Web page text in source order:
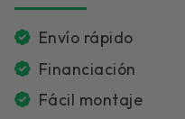
Envío rápido
Financiación
Fácil montaje